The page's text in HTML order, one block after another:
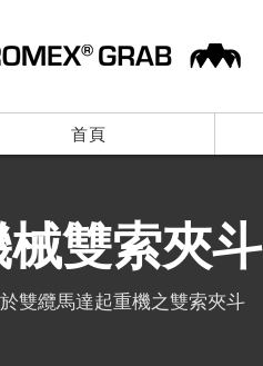
首頁
械雙索夾斗
雙纜馬達起重機之雙索夾斗